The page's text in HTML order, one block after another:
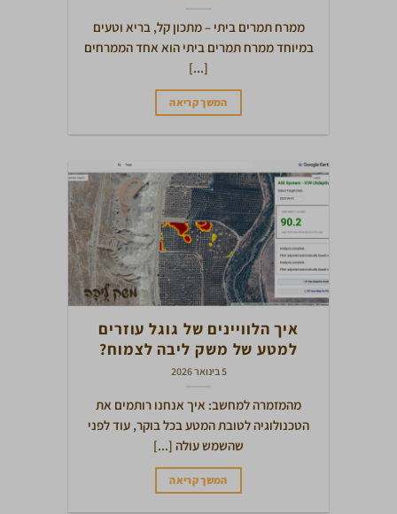
ממרח תמרים ביתי – מתכון קל, בריא וטעים
במיוחד ממרח תמרים ביתי הוא אחד הממרחים
[...]
המשך קריאה
איך הלוויינים של גוגל עוזרים
למטע של משק ליבה לצמוח?
5 בינואר 2026
מהמזמרה למחשב: איך אנחנו רותמים את
הטכנולוגיה לטובת המטע בכל בוקר, עוד לפני
שהשמש עולה [...]
המשך קריאה